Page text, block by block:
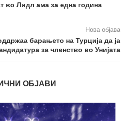
во Лидл ама за една година
Нова објава
барањето на Турција да ја
за членство во Унијата
ОБЈАВИ